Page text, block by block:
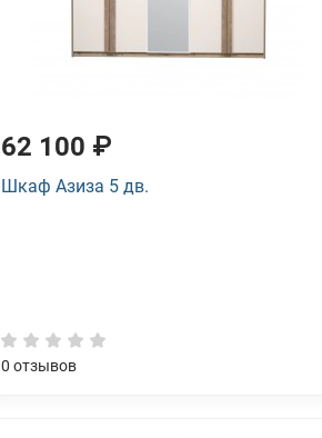
62 100 ₽
Шкаф Азиза 5 дв.
0 отзывов